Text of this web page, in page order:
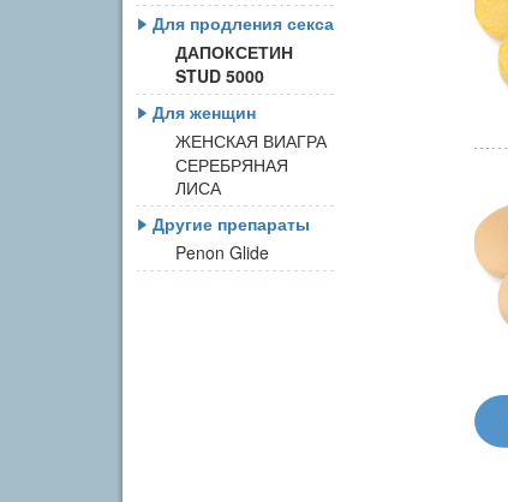
Для продления секса
ДАПОКСЕТИН
STUD 5000
Для женщин
ЖЕНСКАЯ ВИАГРА
СЕРЕБРЯНАЯ
ЛИСА
Другие препараты
Penon Glide